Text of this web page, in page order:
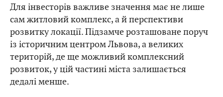
Для інвесторів важливе значення має не лише
сам житловий комплекс, а й перспективи
розвитку локації. Підзамче розташоване поруч
із історичним центром Львова, а великих
територій, де ще можливий комплексний
розвиток, у цій частині міста залишається
дедалі менше.